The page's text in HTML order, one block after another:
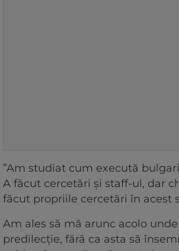
”Am studiat cum execută
A făcut cercetări și staff-ul, dar
făcut propriile cercetări în acest
Am ales să mă arunc acolo
predilecție, fără ca asta să